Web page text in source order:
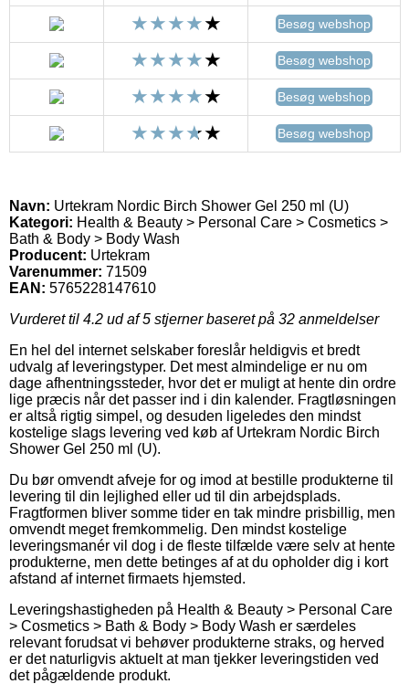
Besøg webshop
Besøg webshop
Besøg webshop
Besøg webshop
Navn: Urtekram Nordic Birch Shower Gel 250 ml (U)
Kategori: Health & Beauty > Personal Care > Cosmetics >
Bath & Body > Body Wash
Producent: Urtekram
Varenummer: 71509
EAN: 5765228147610
Vurderet til 4.2 ud af 5 stjerner baseret på 32 anmeldelser
En hel del internet selskaber foreslår heldigvis et bredt
udvalg af leveringstyper. Det mest almindelige er nu om
dage afhentningssteder, hvor det er muligt at hente din ordre
lige præcis når det passer ind i din kalender. Fragtløsningen
er altså rigtig simpel, og desuden ligeledes den mindst
kostelige slags levering ved køb af Urtekram Nordic Birch
Shower Gel 250 ml (U).
Du bør omvendt afveje for og imod at bestille produkterne til
levering til din lejlighed eller ud til din arbejdsplads.
Fragtformen bliver somme tider en tak mindre prisbillig, men
omvendt meget fremkommelig. Den mindst kostelige
leveringsmanér vil dog i de fleste tilfælde være selv at hente
produkterne, men dette betinges af at du opholder dig i kort
afstand af internet firmaets hjemsted.
Leveringshastigheden på Health & Beauty > Personal Care
> Cosmetics > Bath & Body > Body Wash er særdeles
relevant forudsat vi behøver produkterne straks, og herved
er det naturligvis aktuelt at man tjekker leveringstiden ved
det pågældende produkt.